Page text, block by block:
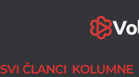
SVI ČLANCI KOLUMNE